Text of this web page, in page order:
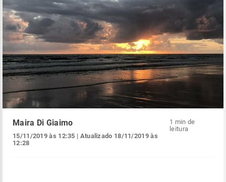
Maira Di Giaimo
15/11/2019 às 12:35 | Atualizado 18/11/2019 às
12:28
1 min de
leitura